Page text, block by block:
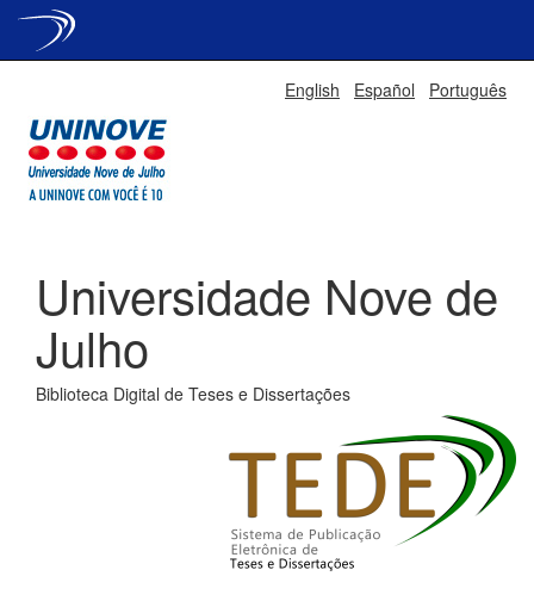
English Español Português
Universidade Nove de
Julho
Biblioteca Digital de Teses e Dissertações